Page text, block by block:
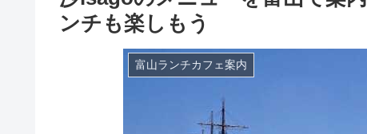
ンチも楽しもう
富山ランチカフェ案内